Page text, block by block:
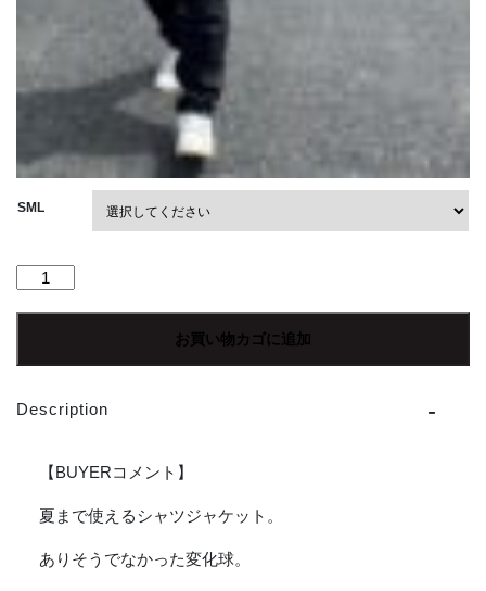
SML
【Men's】
ア
ン
Gardener
Shirt
お買い物カゴに追加
Description
【BUYERコメント】
夏まで使えるシャツジャケット。
ありそうでなかった変化球。